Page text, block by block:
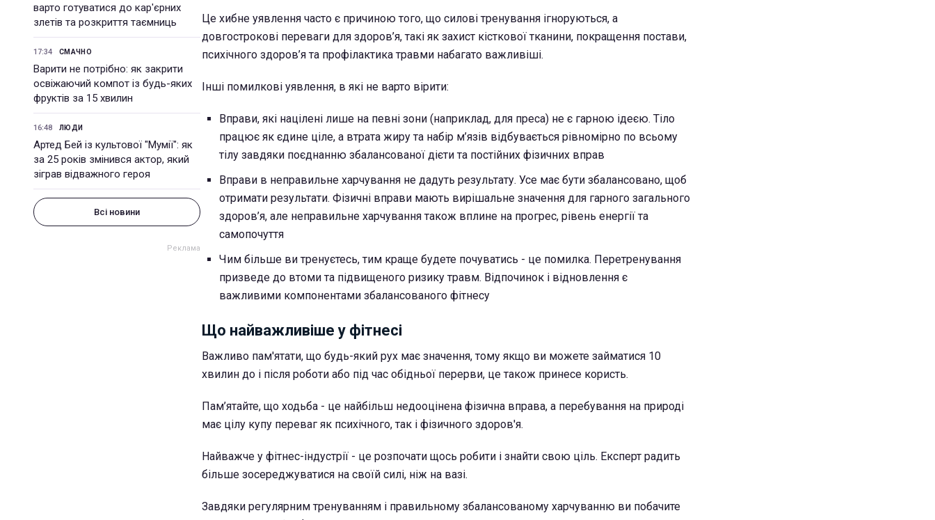
варто готуватися до кар'єрних
злетів та розкриття таємниць
17:34 СМАЧНО
Варити не потрібно: як закрити
освіжаючий компот із будь-яких
фруктів за 15 хвилин
16:48 ЛЮДИ
Артед Бей із культової "Мумії": як
за 25 років змінився актор, який
зіграв відважного героя
Всі новини
Це хибне уявлення часто є причиною того, що силові тренування ігноруються, а
довгострокові переваги для здоров’я, такі як захист кісткової тканини, покращення постави,
психічного здоров’я та профілактика травми набагато важливіші.
Інші помилкові уявлення, в які не варто вірити:
Вправи, які націлені лише на певні зони (наприклад, для преса) не є гарною ідеєю. Тіло
працює як єдине ціле, а втрата жиру та набір м’язів відбувається рівномірно по всьому
тілу завдяки поєднанню збалансованої дієти та постійних фізичних вправ
Вправи в неправильне харчування не дадуть результату. Усе має бути збалансовано, щоб
отримати результати. Фізичні вправи мають вирішальне значення для гарного загального
здоров’я, але неправильне харчування також вплине на прогрес, рівень енергії та
самопочуття
Чим більше ви тренуєтесь, тим краще будете почуватись - це помилка. Перетренування
призведе до втоми та підвищеного ризику травм. Відпочинок і відновлення є
важливими компонентами збалансованого фітнесу
Що найважливіше у фітнесі
Важливо пам'ятати, що будь-який рух має значення, тому якщо ви можете займатися 10
хвилин до і після роботи або під час обідньої перерви, це також принесе користь.
Пам’ятайте, що ходьба - це найбільш недооцінена фізична вправа, а перебування на природі
має цілу купу переваг як психічного, так і фізичного здоров'я.
Найважче у фітнес-індустрії - це розпочати щось робити і знайти свою ціль. Експерт радить
більше зосереджуватися на своїй силі, ніж на вазі.
Завдяки регулярним тренуванням і правильному збалансованому харчуванню ви побачите